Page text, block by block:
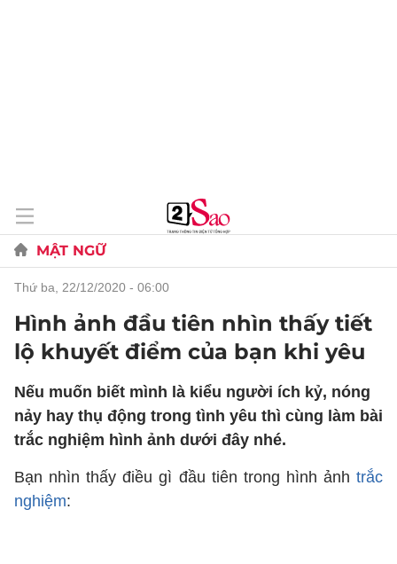
MẬT NGỮ
thứ ba, 22/12/2020 - 06:00
Hình ảnh đầu tiên nhìn thấy tiết
lộ khuyết điểm của bạn khi yêu
Nếu muốn biết mình là kiểu người ích kỷ, nóng
nảy hay thụ động trong tình yêu thì cùng làm bài
trắc nghiệm hình ảnh dưới đây nhé.
Bạn nhìn thấy điều gì đầu tiên trong hình ảnh trắc
nghiệm: